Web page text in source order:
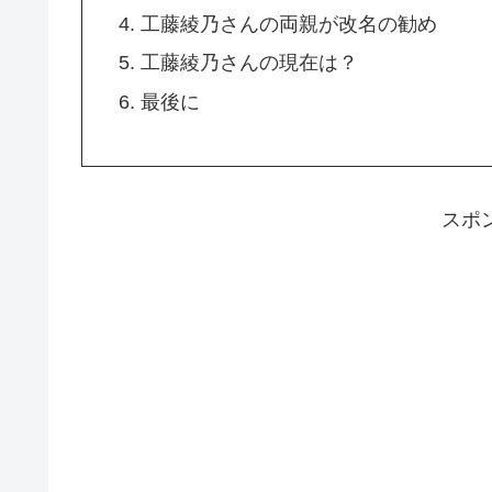
工藤綾乃さんの両親が改名の勧め
工藤綾乃さんの現在は？
最後に
スポ